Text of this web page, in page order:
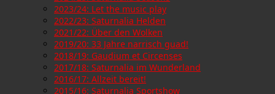
2023/24: Let the music play
2022/23: Saturnalia Helden
2021/22: Über den Wolken
2019/20: 33 Jahre narrisch guad!
2018/19: Gaudium et Circenses
2017/18: Saturnalia im Wunderland
2016/17: Allzeit bereit!
2015/16: Saturnalia Sportshow